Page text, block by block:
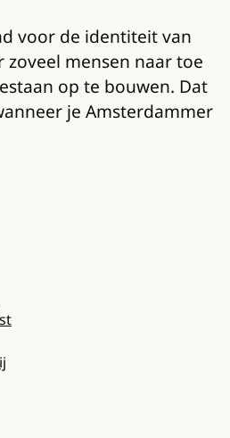
voor de identiteit van
zoveel mensen naar toe
op te bouwen. Dat
je Amsterdammer